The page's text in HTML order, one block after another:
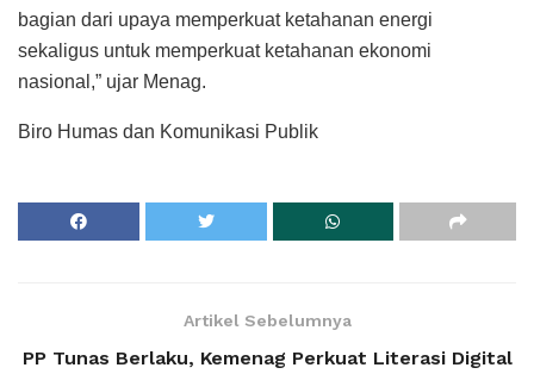
bagian dari upaya memperkuat ketahanan energi
sekaligus untuk memperkuat ketahanan ekonomi
nasional,” ujar Menag.
Biro Humas dan Komunikasi Publik
Artikel Sebelumnya
PP Tunas Berlaku, Kemenag Perkuat Literasi Digital